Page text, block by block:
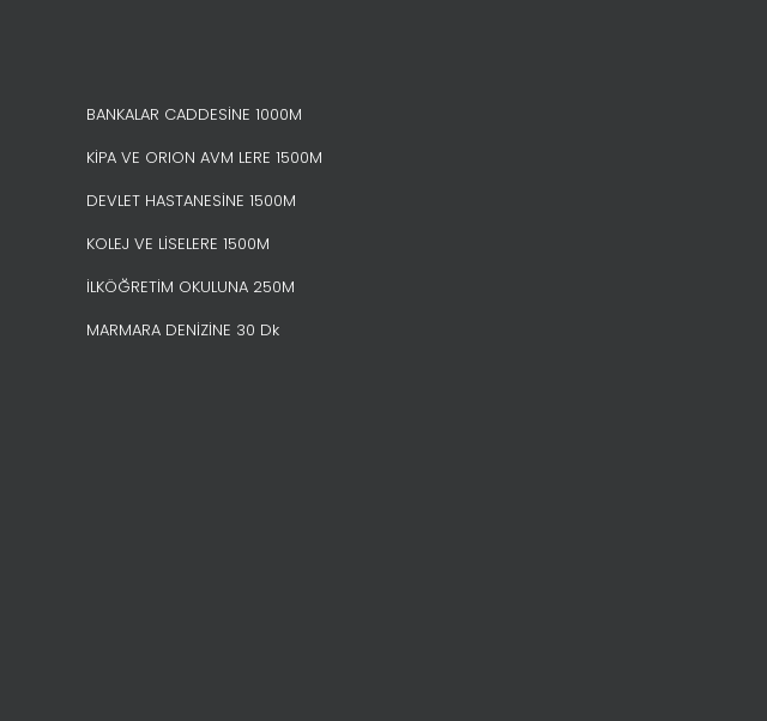
BANKALAR CADDESİNE 1000M
KİPA VE ORION AVM LERE 1500M
DEVLET HASTANESİNE 1500M
KOLEJ VE LİSELERE 1500M
İLKÖĞRETİM OKULUNA 250M
MARMARA DENİZİNE 30 Dk